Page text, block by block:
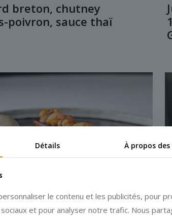
breton, chutney
poivron, sauce thaï
Détails À propos des
le contenu et les publicités, pour
et pour analyser notre trafic. Nous